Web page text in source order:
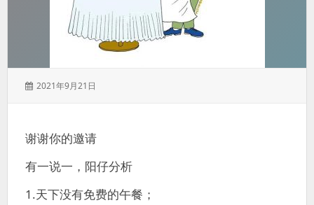
发
2021年9月21日
谢谢你的邀请
有一说一，阳仔分析
1.天下没有免费的午餐；